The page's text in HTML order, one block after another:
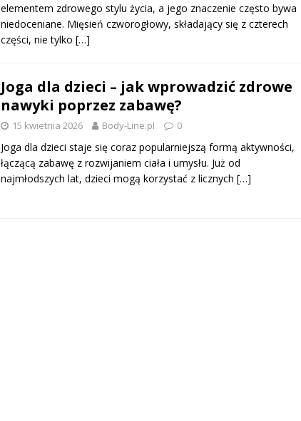
elementem zdrowego stylu życia, a jego znaczenie często bywa
niedoceniane. Mięsień czworogłowy, składający się z czterech
części, nie tylko […]
Joga dla dzieci – jak wprowadzić zdrowe
nawyki poprzez zabawę?
15 kwietnia 2026 Body-Line.pl 0
Joga dla dzieci staje się coraz popularniejszą formą aktywności,
łączącą zabawę z rozwijaniem ciała i umysłu. Już od
najmłodszych lat, dzieci mogą korzystać z licznych […]